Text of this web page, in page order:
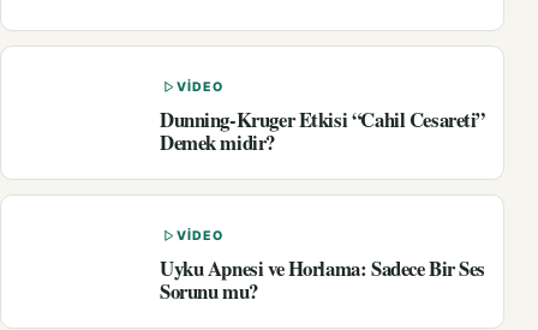
VIDEO
Dunning-Kruger Etkisi “Cahil Cesareti”
Demek midir?
VIDEO
Uyku Apnesi ve Horlama: Sadece Bir Ses
Sorunu mu?